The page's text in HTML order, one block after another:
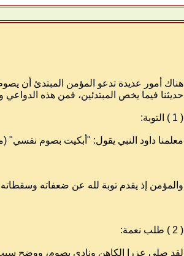
هناك أمور عديدة تدعو المؤمن المبتدئ أن
حديثنا فيما يخص المبتدئين، فمن هذه الدواعي
( 1 ) التوبة:
معلمنا داود النبي يقول: "أبكيت بصوم نفسي" (مز10:69)، وكذلك أهل نينوى "نادوا بصوم ولبسوا مسوحاً من كبيرهم إلى صغيرهم" (يون5:3) وتابوا بمناداة
والمؤمن إذ يقدم توبة لله عن ضعفاته
( 2 ) طلب نعمة:
لقد صلى عزرا الكاهن ونادى بصوم، ووضح سبب